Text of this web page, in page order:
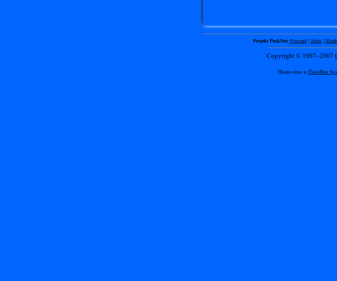
Projekt PinkNet: Postcard| Jokes|
Copyright © 1997–2007
Hostováno u FlexiBee